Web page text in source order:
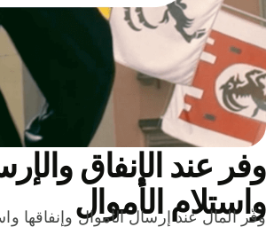
عند الإنفاق
الأموال